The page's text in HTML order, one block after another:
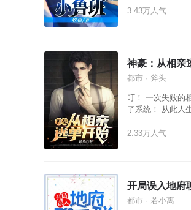
凶悍又高冷的老婆
3.43万人气
神豪：从相亲
都市 · 斧头
叮！ 一次失败的
了系统！ 从此
紧自己的腰带：“
2.33万人气
开局误入地府
都市 · 若小离